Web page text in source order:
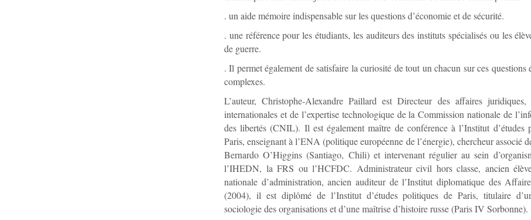
. un aide mémoire indispensable sur les questions d’économie et de sécurité.
. une référence pour les étudiants, les auditeurs des instituts spécialisés ou les
de guerre.
. Il permet également de satisfaire la curiosité de tout un chacun sur ces questions
complexes.
L’auteur, Christophe-Alexandre Paillard est Directeur des affaires juridiques,
internationales et de l’expertise technologique de la Commission nationale de
des libertés (CNIL). Il est également maître de conférence à l’Institut d’études
Paris, enseignant à l’ENA (politique européenne de l’énergie), chercheur associé
Bernardo O’Higgins (Santiago, Chili) et intervenant régulier au sein
l’IHEDN, la FRS ou l’HCFDC. Administrateur civil hors classe, ancien
nationale d’administration, ancien auditeur de l’Institut diplomatique des
(2004), il est diplômé de l’Institut d’études politiques de Paris, titulaire
sociologie des organisations et d’une maîtrise d’histoire russe (Paris IV Sorbonne).